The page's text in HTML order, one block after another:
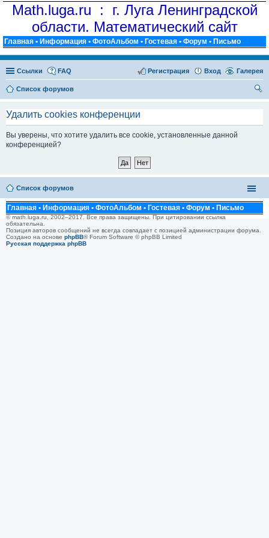
Math.luga.ru : г. Луга Ленинградской
области. Математический сайт
Главная • Информация • ФотоАльбом • Гостевая • Форум • Письмо
Ссылки Галерея
FAQ Вход
Регистрация
Список форумов
Удалить cookies конференции
Вы уверены, что хотите удалить все cookie, установленные данной
конференцией?
Список форумов
Главная • Информация • ФотоАльбом • Гостевая • Форум • Письмо
© math.luga.ru, 2002–2017. Все права защищены. При цитировании ссылка
обязательна.
Позиция авторов сообщений не всегда совпадает с позицией администрации форума.
Создано на основе phpBB® Forum Software © phpBB Limited
Русская поддержка phpBB